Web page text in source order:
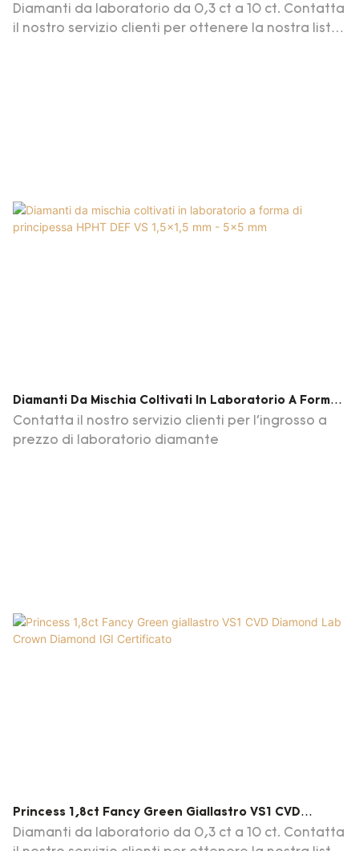
Diamante Coltivato In Laboratorio, Certificato VVS2
AGL
Diamanti da laboratorio da 0,3 ct a 10 ct. Contatta
il nostro servizio clienti per ottenere la nostra lista
Diamanti Da Mischia Coltivati ​​in Laboratorio A Forma
Di Principessa HPHT DEF VS 1,5x1,5 Mm - 5x5 Mm
Contatta il nostro servizio clienti per l'ingrosso a
prezzo di laboratorio diamante
Princess 1,8ct Fancy Green Giallastro VS1 CVD
Diamond Lab Crown Diamond IGI Certificato
Diamanti da laboratorio da 0,3 ct a 10 ct. Contatta